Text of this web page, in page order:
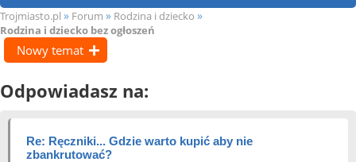
Trojmiasto.pl » Forum » Rodzina i dziecko »
Rodzina i dziecko bez ogłoszeń
Nowy temat
Odpowiadasz na:
Re: Ręczniki... Gdzie warto kupić aby nie
zbankrutować?